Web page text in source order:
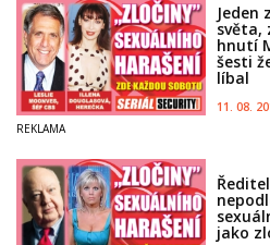
Jeden
světa,
hnutí
šesti
líbal
11. 08.
jako